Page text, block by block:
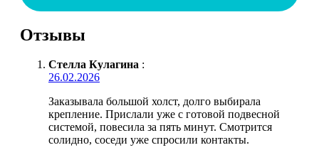
Отзывы
Стелла Кулагина :
26.02.2026
Заказывала большой холст, долго выбирала
крепление. Прислали уже с готовой подвесной
системой, повесила за пять минут. Смотрится
солидно, соседи уже спросили контакты.